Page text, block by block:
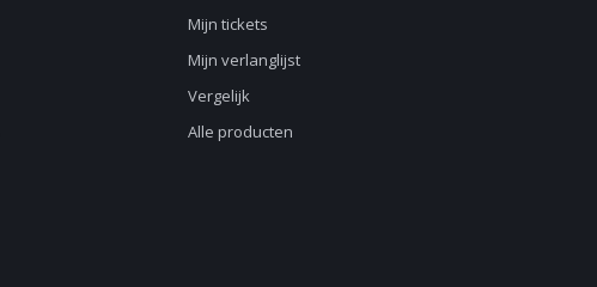
Mijn tickets
Mijn verlanglijst
Vergelijk
Alle producten